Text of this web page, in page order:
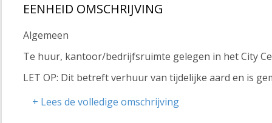
EENHEID OMSCHRIJVING
Algemeen
Te huur, kantoor/bedrijfsruimte gelegen in het City
LET OP: Dit betreft verhuur van tijdelijke aard en is
Vloeroppervlakte
+ Lees de volledige omschrijving